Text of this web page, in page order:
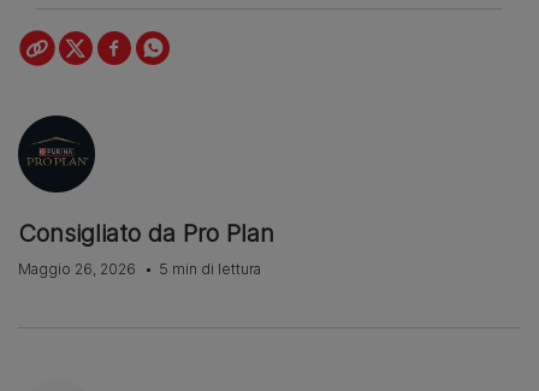
Consigliato da Pro Plan
Maggio 26, 2026 5 min di lettura